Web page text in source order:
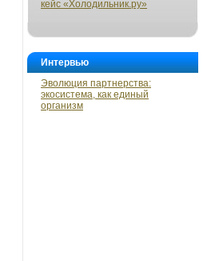
кейс «Холодильник.ру»
Интервью
Эволюция партнерства:
экосистема, как единый
организм